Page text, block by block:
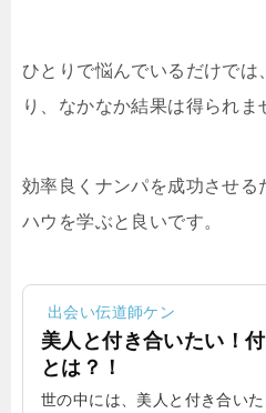
ひとりで悩んでいるだけで
り、なかなか結果は得られま
効率良くナンパを成功させる
ハウを学ぶと良いです。
出会い伝道師ケン
美人と付き合いたい！
とは？！
世の中には、美人と付き合い